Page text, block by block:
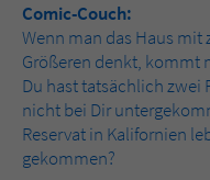
Comic-Couch:
Wenn man das Haus
Größeren denkt, kommt
Du hast tatsächlich zwei
nicht bei Dir
Reservat in Kalifornien
gekommen?